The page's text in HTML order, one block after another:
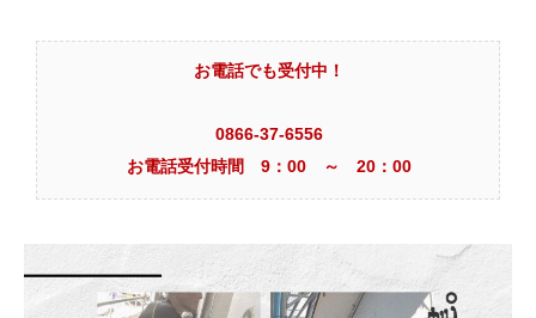
お電話でも受付中！
0866-37-6556
お電話受付時間 9：00 ～ 20：00